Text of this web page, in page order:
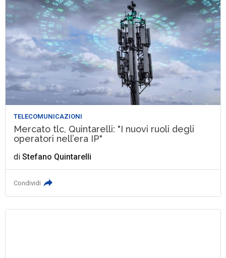
TELECOMUNICAZIONI
Mercato tlc, Quintarelli: "I nuovi ruoli degli
operatori nell’era IP"
diStefano Quintarelli
Condividi